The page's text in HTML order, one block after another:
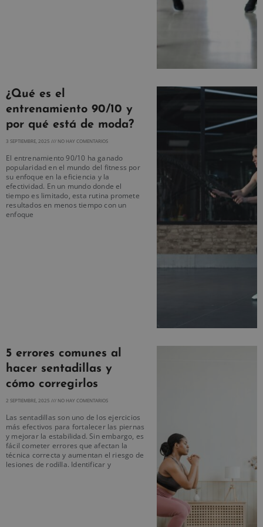
¿Qué es el
entrenamiento 90/10 y
por qué está de moda?
3 SEPTIEMBRE, 2025 NO HAY COMENTARIOS
El entrenamiento 90/10 ha ganado
popularidad en el mundo del fitness por
su enfoque en la eficiencia y la
efectividad. En un mundo donde el
tiempo es limitado, esta rutina promete
resultados en menos tiempo con un
enfoque
5 errores comunes al
hacer sentadillas y
cómo corregirlos
2 SEPTIEMBRE, 2025 NO HAY COMENTARIOS
Las sentadillas son uno de los ejercicios
más efectivos para fortalecer las piernas
y mejorar la estabilidad. Sin embargo, es
fácil cometer errores que afectan la
técnica correcta y aumentan el riesgo de
lesiones de rodilla. Identificar y